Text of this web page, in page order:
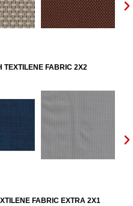
FABRIC 2X2
FABRIC EXTRA 2X1